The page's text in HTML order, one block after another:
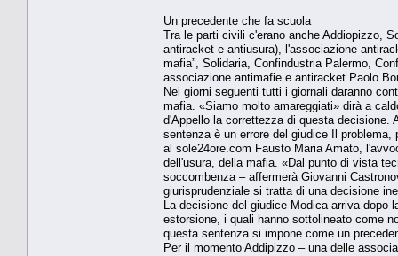
Un precedente che fa scuola
Tra le parti civili c'erano anche Addiopizzo,
antiracket e antiusura), l'associazione
mafia”, Solidaria, Confindustria Palermo,
associazione antimafie e antiracket Paolo
Nei giorni seguenti tutti i giornali daranno
mafia. «Siamo molto amareggiati» dirà a
d'Appello la correttezza di questa decisione.
sentenza è un errore del giudice Il
al sole24ore.com Fausto Maria Amato,
dell'usura, della mafia. «Dal punto di vista
soccombenza – affermerà Giovanni
giurisprudenziale si tratta di una decisione
La decisione del giudice Modica arriva
estorsione, i quali hanno sottolineato come
questa sentenza si impone come un
Per il momento Addipizzo – una delle